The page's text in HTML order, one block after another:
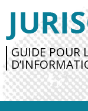
GUIDE POUR